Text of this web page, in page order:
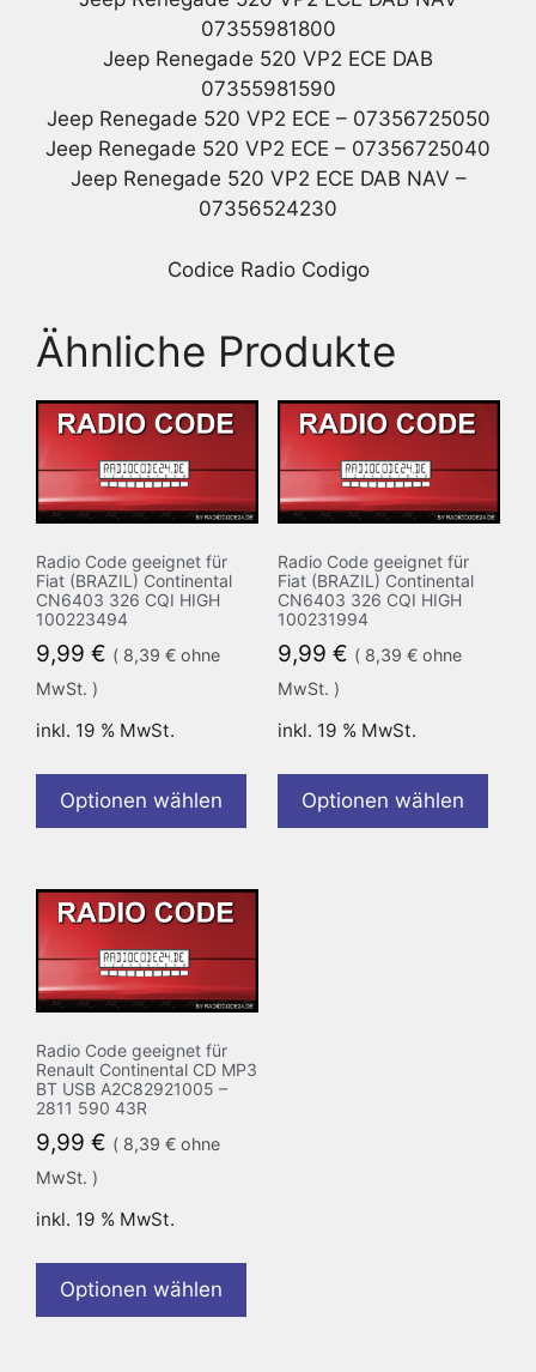
07355981800
Jeep Renegade 520 VP2 ECE DAB
07355981590
Jeep Renegade 520 VP2 ECE – 07356725050
Jeep Renegade 520 VP2 ECE – 07356725040
Jeep Renegade 520 VP2 ECE DAB NAV –
07356524230
Codice Radio Codigo
Ähnliche Produkte
Radio Code geeignet für
Fiat (BRAZIL) Continental
CN6403 326 CQI HIGH
100223494
9,99 € ( 8,39 € ohne
MwSt. )
inkl. 19 % MwSt.
Optionen wählen
Radio Code geeignet für
Fiat (BRAZIL) Continental
CN6403 326 CQI HIGH
100231994
9,99 € ( 8,39 €ohne
MwSt. )
inkl. 19 % MwSt.
Optionen wählen
Radio Code geeignet für
Renault Continental CD MP3
BT USB A2C82921005 –
2811 590 43R
9,99 € ( 8,39 € ohne
MwSt. )
inkl. 19 % MwSt.
Optionen wählen